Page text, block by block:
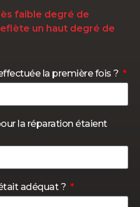
faible degré de
un haut degré de
la première fois ?
la réparation étaient
adéquat ?